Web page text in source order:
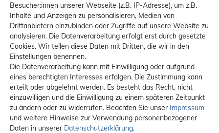
Besucher:innen unserer Webseite (z.B. IP-Adresse), um z.B.
Inhalte und Anzeigen zu personalisieren, Medien von
Drittanbietern einzubinden oder Zugriffe auf unsere Website zu
analysieren. Die Datenverarbeitung erfolgt erst durch gesetzte
Cookies. Wir teilen diese Daten mit Dritten, die wir in den
Einstellungen benennen.
Die Datenverarbeitung kann mit Einwilligung oder aufgrund
eines berechtigten Interesses erfolgen. Die Zustimmung kann
erteilt oder abgelehnt werden. Es besteht das Recht, nicht
einzuwilligen und die Einwilligung zu einem späteren Zeitpunkt
zu ändern oder zu widerrufen. Beachten Sie unser Impressum
und weitere Hinweise zur Verwendung personenbezogener
Daten in unserer Daten­schutz­erklärung.